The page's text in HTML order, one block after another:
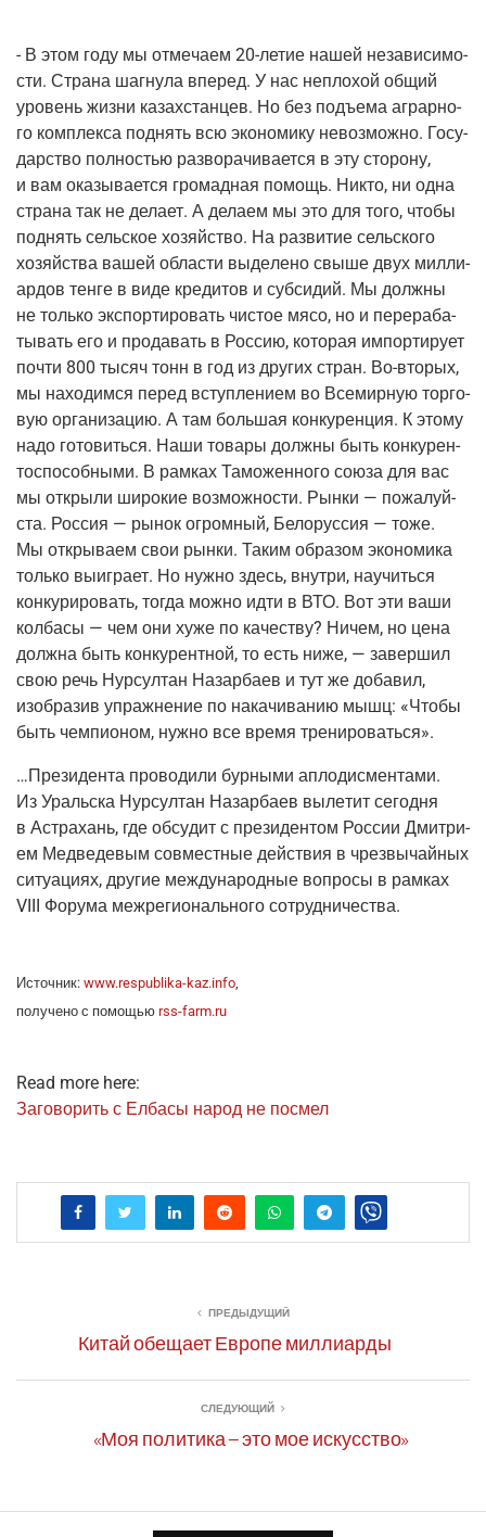
- В этом году мы отме­ча­ем 20-летие нашей неза­ви­си­мо­
сти. Стра­на шаг­ну­ла впе­ред. У нас непло­хой общий
уро­вень жиз­ни казах­стан­цев. Но без подъ­ема аграр­но­
го ком­плек­са под­нять всю эко­но­ми­ку невоз­мож­но. Госу­
дар­ство пол­но­стью раз­во­ра­чи­ва­ет­ся в эту сто­ро­ну,
и вам ока­зы­ва­ет­ся гро­мад­ная помощь. Никто, ни одна
стра­на так не дела­ет. А дела­ем мы это для того, что­бы
под­нять сель­ское хозяй­ство. На раз­ви­тие сель­ско­го
хозяй­ства вашей обла­сти выде­ле­но свы­ше двух мил­ли­
ар­дов тен­ге в виде кре­ди­тов и суб­си­дий. Мы долж­ны
не толь­ко экс­пор­ти­ро­вать чистое мясо, но и пере­ра­ба­
ты­вать его и про­да­вать в Рос­сию, кото­рая импор­ти­ру­ет
почти 800 тысяч тонн в год из дру­гих стран. Во-вто­рых,
мы нахо­дим­ся перед вступ­ле­ни­ем во Все­мир­ную тор­го­
вую орга­ни­за­цию. А там боль­шая кон­ку­рен­ция. К это­му
надо гото­вить­ся. Наши това­ры долж­ны быть кон­ку­рен­
то­спо­соб­ны­ми. В рам­ках Тамо­жен­но­го сою­за для вас
мы откры­ли широ­кие воз­мож­но­сти. Рын­ки — пожа­луй­
ста. Рос­сия — рынок огром­ный, Бело­рус­сия — тоже.
Мы откры­ва­ем свои рын­ки. Таким обра­зом эко­но­ми­ка
толь­ко выиг­ра­ет. Но нуж­но здесь, внут­ри, научить­ся
кон­ку­ри­ро­вать, тогда мож­но идти в ВТО. Вот эти ваши
кол­ба­сы — чем они хуже по каче­ству? Ничем, но цена
долж­на быть кон­ку­рент­ной, то есть ниже, — завер­шил
свою речь Нур­сул­тан Назар­ба­ев и тут же доба­вил,
изоб­ра­зив упраж­не­ние по нака­чи­ва­нию мышц: «Что­бы
быть чем­пи­о­ном, нуж­но все вре­мя тренироваться».
…Пре­зи­ден­та про­во­ди­ли бур­ны­ми апло­дис­мен­та­ми.
Из Ураль­ска Нур­сул­тан Назар­ба­ев выле­тит сего­дня
в Аст­ра­хань, где обсу­дит с пре­зи­ден­том Рос­сии Дмит­ри­
ем Мед­ве­де­вым сов­мест­ные дей­ствия в чрез­вы­чай­ных
ситу­а­ци­ях, дру­гие меж­ду­на­род­ные вопро­сы в рам­ках
VIII Фору­ма меж­ре­ги­о­наль­но­го сотрудничества.
Источ­ник: www.respublika-kaz.info
полу­че­но с помо­щью rss-farm.ru
Read more here:
Заго­во­рить с Елба­сы народ не посмел
ПРЕДЫДУЩИЙ
Китай обещает Европе миллиарды
СЛЕДУЮЩИЙ
«Моя политика – это мое искусство»